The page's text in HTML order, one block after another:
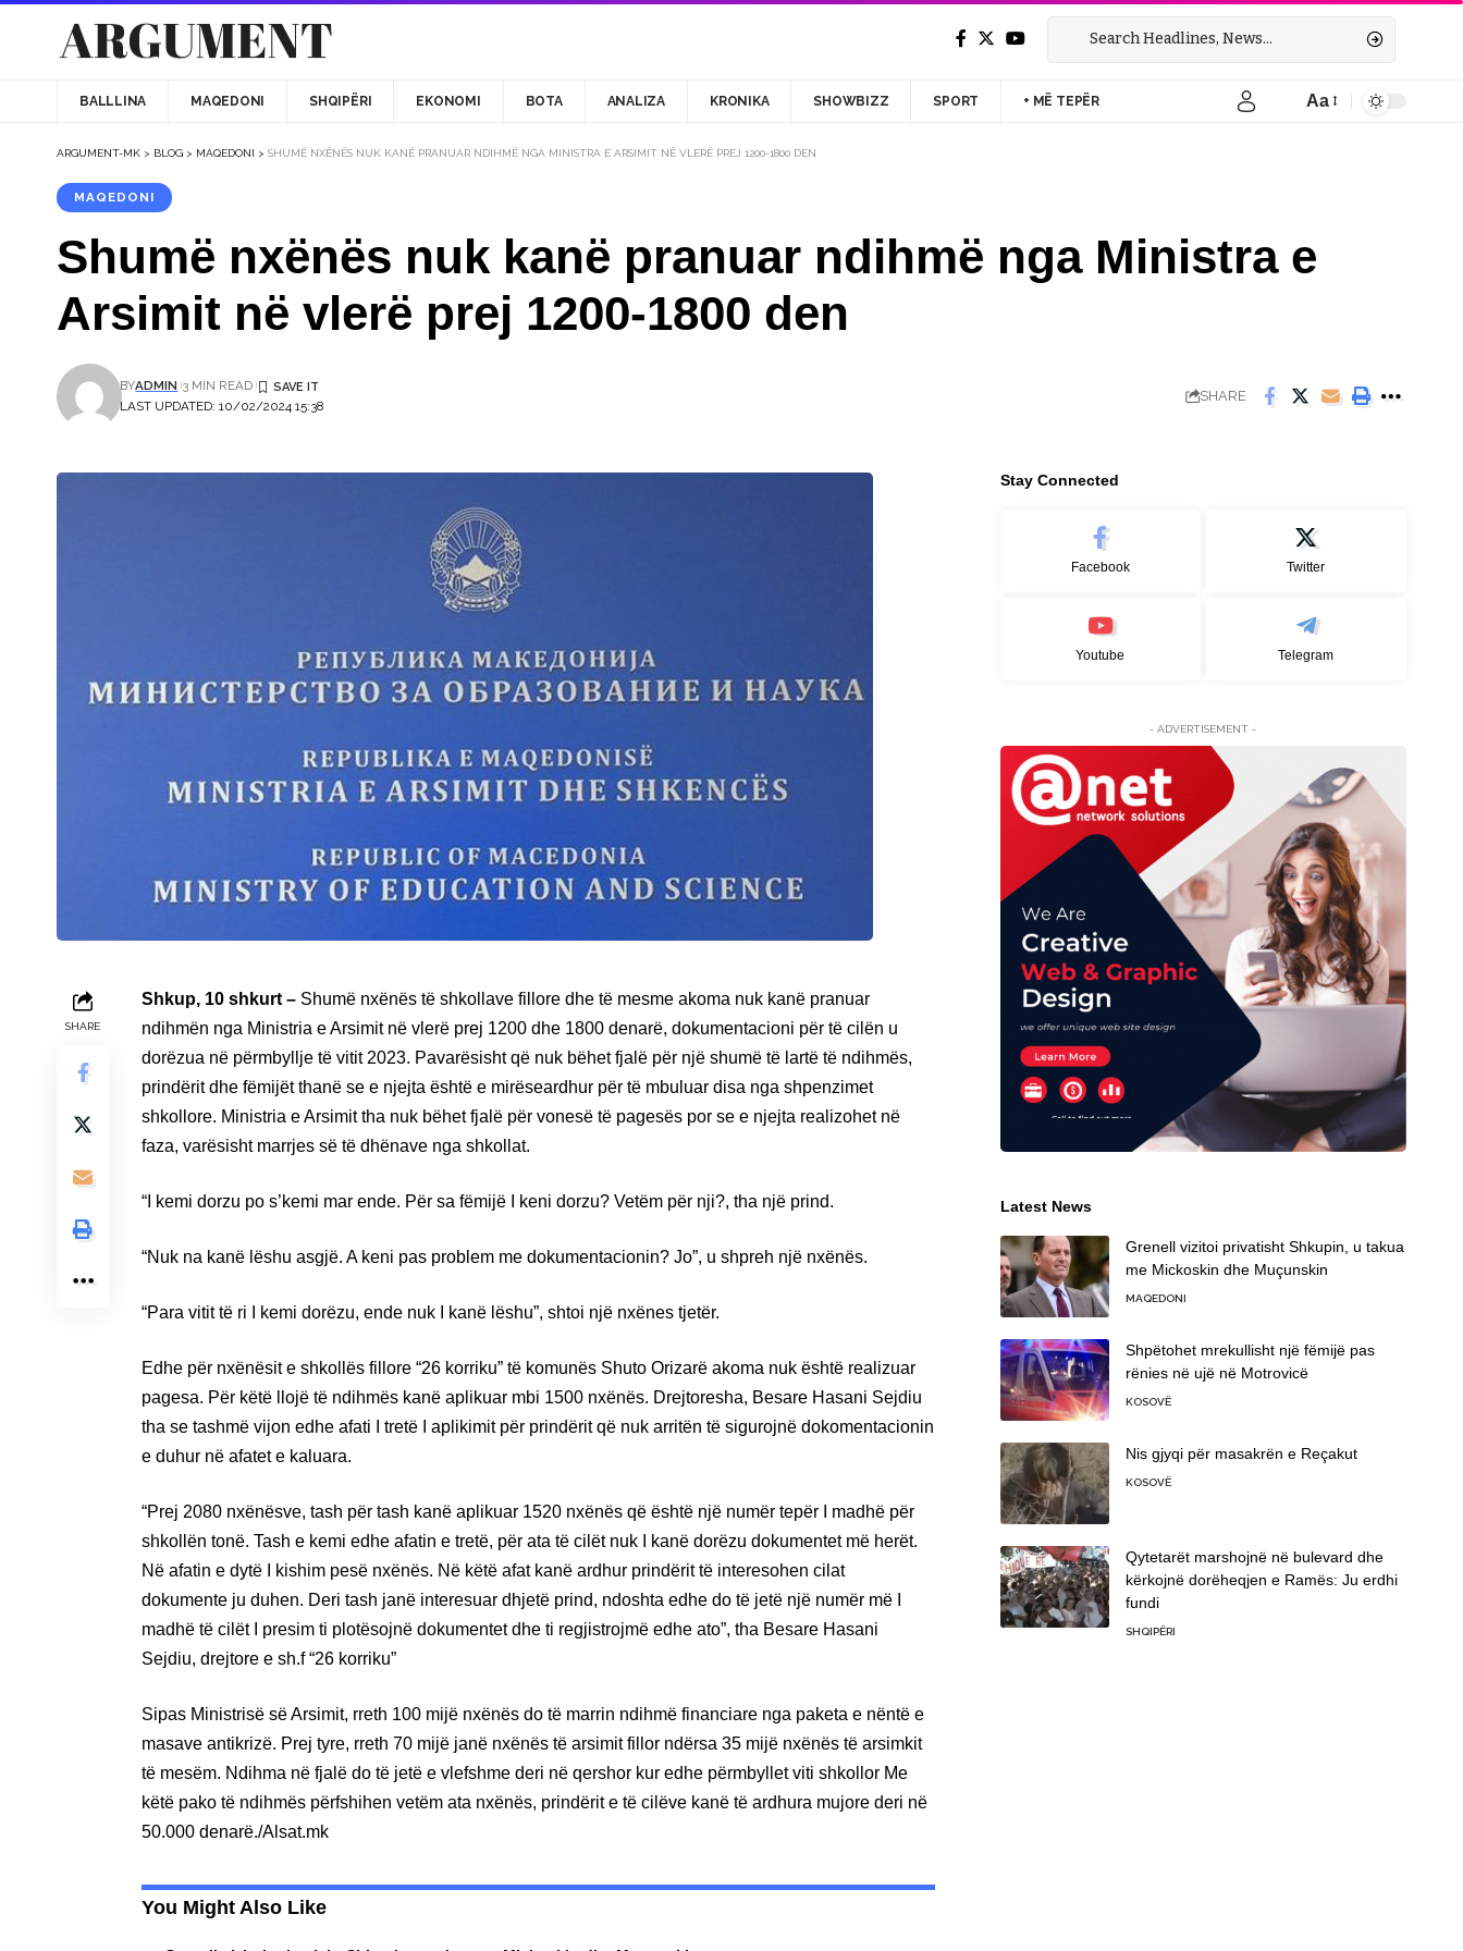
BALLLINA MAQEDONI SHQIPËRI EKONOMI BOTA ANALIZA KRONIKA SHOWBIZZ SPORT + MË TEPËR Aa
ARGUMENT-MK > BLOG > MAQEDONI > SHUMË NXËNËS NUK KANË PRANUAR NDIHMË NGA MINISTRA E ARSIMIT NË VLERË PREJ 1200-1800 DEN
MAQEDONI
Shumë nxënës nuk kanë pranuar ndihmë nga Ministra e
Arsimit në vlerë prej 1200-1800 den
LAST UPDATED: 10/02/2024 15:38
BYADMIN 3 MIN READ
SHARE
SHARE
Shkup, 10 shkurt – Shumë nxënës të shkollave fillore dhe të mesme akoma nuk kanë pranuar
ndihmën nga Ministria e Arsimit në vlerë prej 1200 dhe 1800 denarë, dokumentacioni për të cilën u
dorëzua në përmbyllje të vitit 2023. Pavarësisht që nuk bëhet fjalë për një shumë të lartë të ndihmës,
prindërit dhe fëmijët thanë se e njejta është e mirëseardhur për të mbuluar disa nga shpenzimet
shkollore. Ministria e Arsimit tha nuk bëhet fjalë për vonesë të pagesës por se e njejta realizohet në
faza, varësisht marrjes së të dhënave nga shkollat.
“I kemi dorzu po s’kemi mar ende. Për sa fëmijë I keni dorzu? Vetëm për nji?, tha një prind.
“Nuk na kanë lëshu asgjë. A keni pas problem me dokumentacionin? Jo”, u shpreh një nxënës.
“Para vitit të ri I kemi dorëzu, ende nuk I kanë lëshu”, shtoi një nxënes tjetër.
Edhe për nxënësit e shkollës fillore “26 korriku” të komunës Shuto Orizarë akoma nuk është realizuar
pagesa. Për këtë llojë të ndihmës kanë aplikuar mbi 1500 nxënës. Drejtoresha, Besare Hasani Sejdiu
tha se tashmë vijon edhe afati I tretë I aplikimit për prindërit që nuk arritën të sigurojnë dokomentacionin
e duhur në afatet e kaluara.
“Prej 2080 nxënësve, tash për tash kanë aplikuar 1520 nxënës që është një numër tepër I madhë për
shkollën tonë. Tash e kemi edhe afatin e tretë, për ata të cilët nuk I kanë dorëzu dokumentet më herët.
Në afatin e dytë I kishim pesë nxënës. Në këtë afat kanë ardhur prindërit të interesohen cilat
dokumente ju duhen. Deri tash janë interesuar dhjetë prind, ndoshta edhe do të jetë një numër më I
madhë të cilët I presim ti plotësojnë dokumentet dhe ti regjistrojmë edhe ato”, tha Besare Hasani
Sejdiu, drejtore e sh.f “26 korriku”
Sipas Ministrisë së Arsimit, rreth 100 mijë nxënës do të marrin ndihmë financiare nga paketa e nëntë e
masave antikrizë. Prej tyre, rreth 70 mijë janë nxënës të arsimit fillor ndërsa 35 mijë nxënës të arsimkit
të mesëm. Ndihma në fjalë do të jetë e vlefshme deri në qershor kur edhe përmbyllet viti shkollor Me
këtë pako të ndihmës përfshihen vetëm ata nxënës, prindërit e të cilëve kanë të ardhura mujore deri në
50.000 denarë./Alsat.mk
You Might Also Like
Stay Connected
Facebook Twitter
Youtube Telegram
- ADVERTISEMENT -
Latest News
Grenell vizitoi privatisht Shkupin, u takua
me Mickoskin dhe Muçunskin
MAQEDONI
Shpëtohet mrekullisht një fëmijë pas
rënies në ujë në Motrovicë
KOSOVË
Nis gjyqi për masakrën e Reçakut
KOSOVË
Qytetarët marshojnë në bulevard dhe
kërkojnë dorëheqjen e Ramës: Ju erdhi
fundi
SHQIPËRI